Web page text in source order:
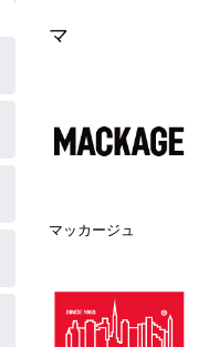
マ
マッカージュ